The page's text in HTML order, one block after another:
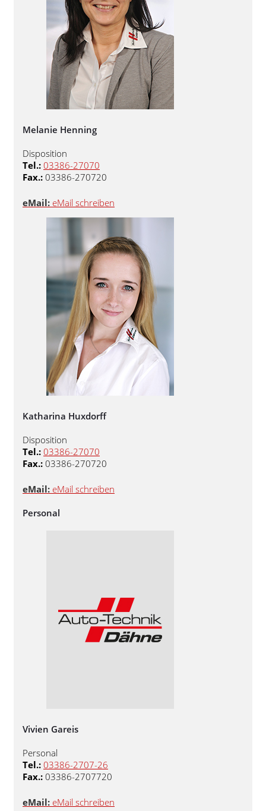
Melanie Henning
Disposition
Tel.: 03386-27070
Fax.: 03386-270720
eMail: eMail schreiben
Katharina Huxdorff
Disposition
Tel.: 03386-27070
Fax.: 03386-270720
eMail: eMail schreiben
Personal
Vivien Gareis
Personal
Tel.: 03386-2707-26
Fax.: 03386-2707720
eMail: eMail schreiben